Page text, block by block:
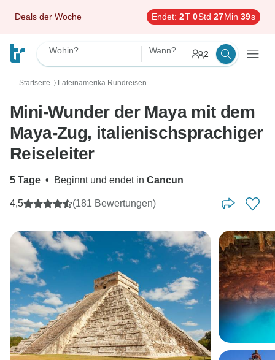
Deals der Woche Endet: 2T 0Std 27Min 38s
Wohin? Wann? 2
Startseite 〉 Lateinamerika Rundreisen
Mini-Wunder der Maya mit dem
Maya-Zug, italienischsprachiger
Reiseleiter
5 Tage • Beginnt und endet in Cancun
4,5 (181 Bewertungen)